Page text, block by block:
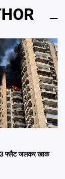
3 फ्लैट जलकर खाक